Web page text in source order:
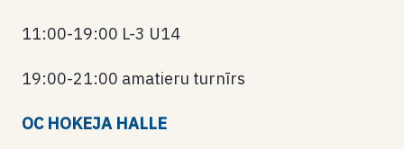
11:00-19:00 L-3 U14
19:00-21:00 amatieru turnīrs
OC HOKEJA HALLE